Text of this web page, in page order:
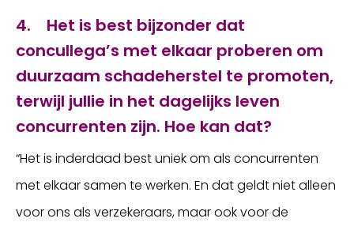
4. Het is best bijzonder dat
concullega’s met elkaar proberen om
duurzaam schadeherstel te promoten,
terwijl jullie in het dagelijks leven
concurrenten zijn. Hoe kan dat?
“Het is inderdaad best uniek om als concurrenten
met elkaar samen te werken. En dat geldt niet alleen
voor ons als verzekeraars, maar ook voor de